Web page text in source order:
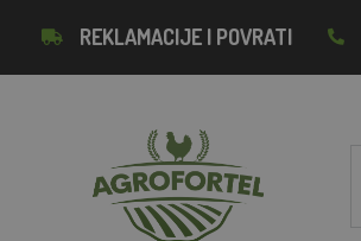
REKLAMACIJE I POVRATI